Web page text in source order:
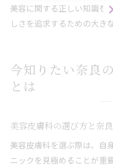
美容に関する正しい知識を
しさを追求するための大き
今知りたい奈良
とは
美容皮膚科の選び方と奈
美容皮膚科を選ぶ際は、自
ニックを見極めることが重
LINEご来店
LINEご来店